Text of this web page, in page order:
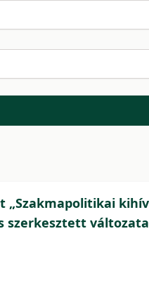
„Szakmapolitikai
szerkesztett